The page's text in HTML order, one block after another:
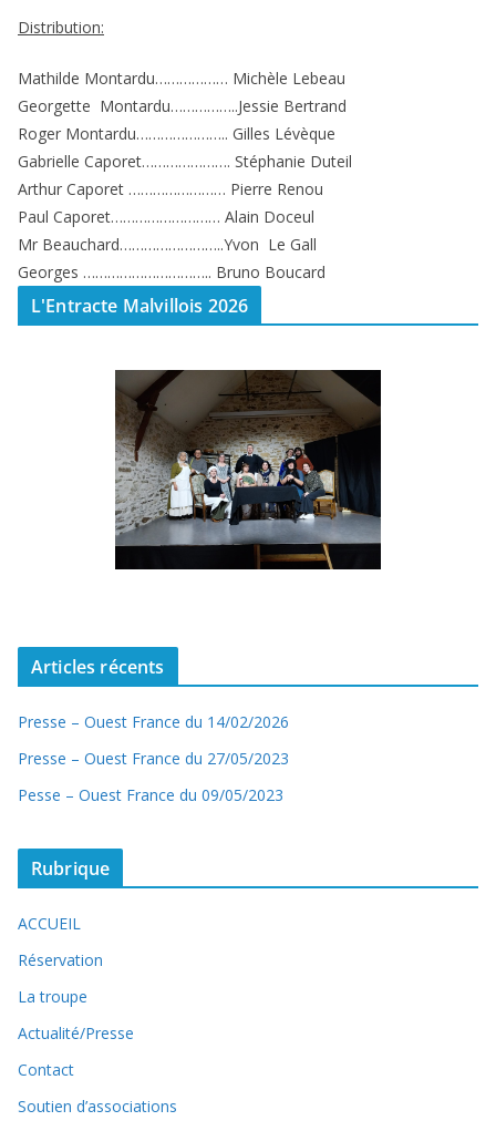
Distribution:
Mathilde Montardu……………… Michèle Lebeau
Georgette Montardu……………..Jessie Bertrand
Roger Montardu………………….. Gilles Lévèque
Gabrielle Caporet…………………. Stéphanie Duteil
Arthur Caporet …………………… Pierre Renou
Paul Caporet……………………… Alain Doceul
Mr Beauchard……………………..Yvon Le Gall
Georges ………………………….. Bruno Boucard
L'Entracte Malvillois 2026
Articles récents
Presse – Ouest France du 14/02/2026
Presse – Ouest France du 27/05/2023
Pesse – Ouest France du 09/05/2023
Rubrique
ACCUEIL
Réservation
La troupe
Actualité/Presse
Contact
Soutien d’associations